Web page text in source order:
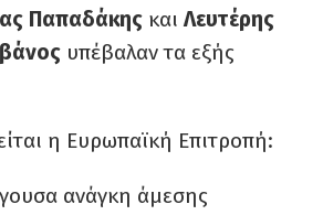
Παπαδάκης και Λευτέρης
υπέβαλαν τα εξής
η Ευρωπαϊκή Επιτροπή:
ανάγκη άμεσης